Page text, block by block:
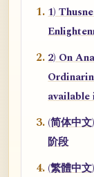
1)
2) On
available
(简体中
阶段
(繁體中